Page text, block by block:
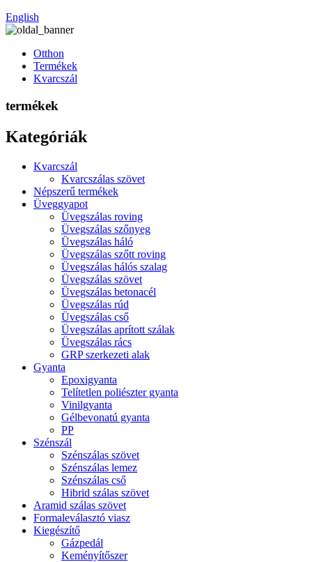
English
Otthon
Termékek
Kvarcszál
termékek
Kategóriák
Kvarcszál
Kvarcszálas szövet
Népszerű termékek
Üveggyapot
Üvegszálas roving
Üvegszálas szőnyeg
Üvegszálas háló
Üvegszálas szőtt roving
Üvegszálas hálós szalag
Üvegszálas szövet
Üvegszálas betonacél
Üvegszálas rúd
Üvegszálas cső
Üvegszálas aprított szálak
Üvegszálas rács
GRP szerkezeti alak
Gyanta
Epoxigyanta
Telítetlen poliészter gyanta
Vinilgyanta
Gélbevonatú gyanta
PP
Szénszál
Szénszálas szövet
Szénszálas lemez
Szénszálas cső
Hibrid szálas szövet
Aramid szálas szövet
Formaleválasztó viasz
Kiegészítő
Gázpedál
Keményítőszer